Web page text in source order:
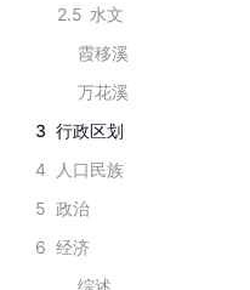
2.5 水文
霞移溪
万花溪
3 行政区划
4
人口民族
5 政治
6 经济
综述